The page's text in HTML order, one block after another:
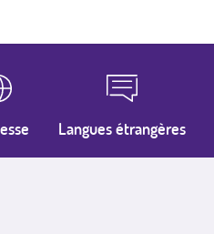
Langues étrangères